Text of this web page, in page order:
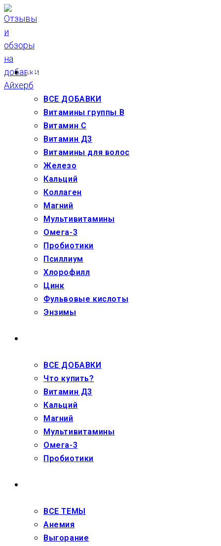
Перейти
к
содержимому
ВЗРОСЛЫМ
ВСЕ ДОБАВКИ
Витамины группы В
Витамин С
Витамин Д3
Витамины для волос
Железо
Кальций
Коллаген
Магний
Мультивитамины
Омега-3
Пробиотики
Псиллиум
Хлорофилл
Цинк
Фульвовые кислоты
Энзимы
ВСЕ ДОБАВКИ
Что купить?
Витамин Д3
Кальций
Магний
Мультивитамины
Омега-3
Пробиотики
ВСЕ ТЕМЫ
Анемия
Выгорание